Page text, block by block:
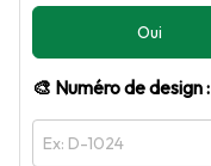
Oui
🎨 Numéro de design :